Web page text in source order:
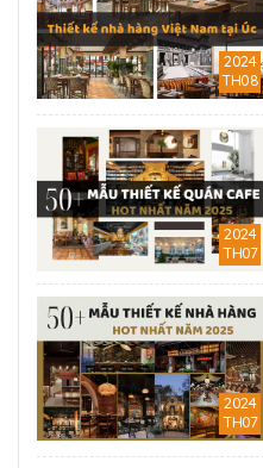
2024
TH08
2024
TH07
2024
TH07